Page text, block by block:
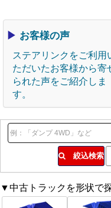
▶ お客様の声
ステアリンクをご利用
ただいたお客様から寄
られた声をご紹介しま
す。
絞込検索
▼中古トラックを形状で